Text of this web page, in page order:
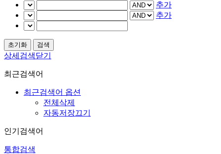
추가
추가
상세검색닫기
최근검색어
최근검색어 옵션
전체삭제
자동저장끄기
인기검색어
통합검색